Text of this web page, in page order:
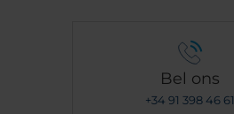
Bel ons
+34 91 398 46 61